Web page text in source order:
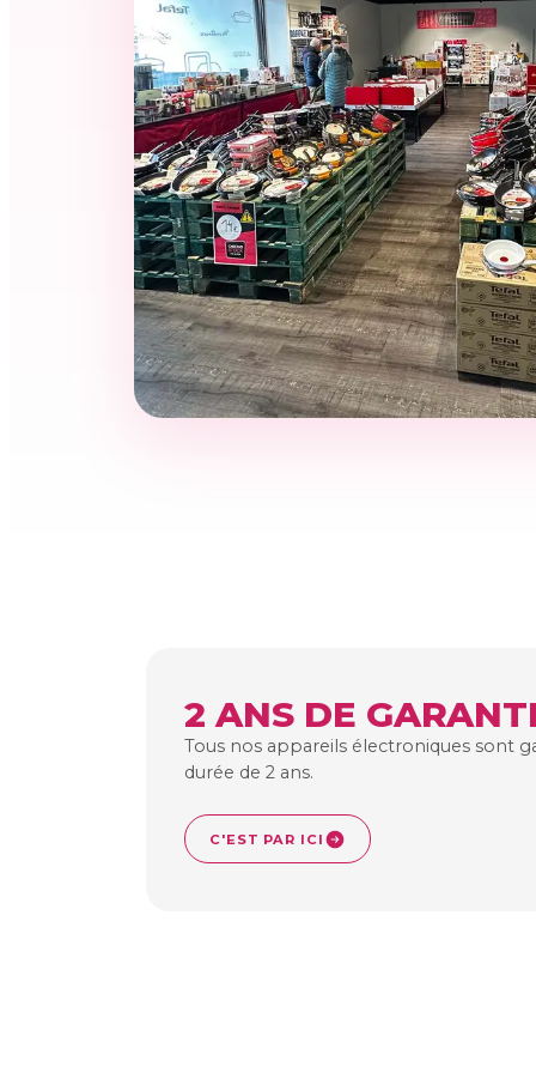
2 ANS DE
Tous nos appareils électroniques sont
durée de 2 ans.
C'EST PAR ICI